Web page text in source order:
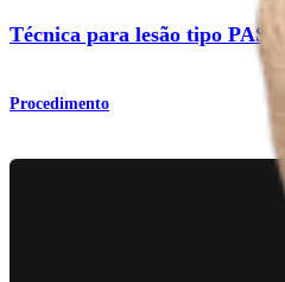
Técnica para lesão tipo PASTA
Procedimento